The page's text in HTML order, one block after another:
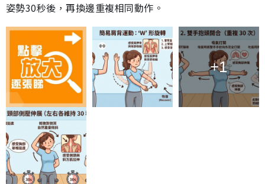
姿勢30秒後，再換邊重複相同動作。
+1